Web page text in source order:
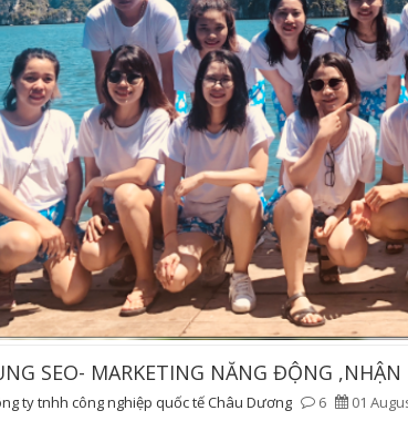
SEO- MARKETING NĂNG ĐỘNG
ty tnhh công nghiệp quốc tế Châu Dương 6 01